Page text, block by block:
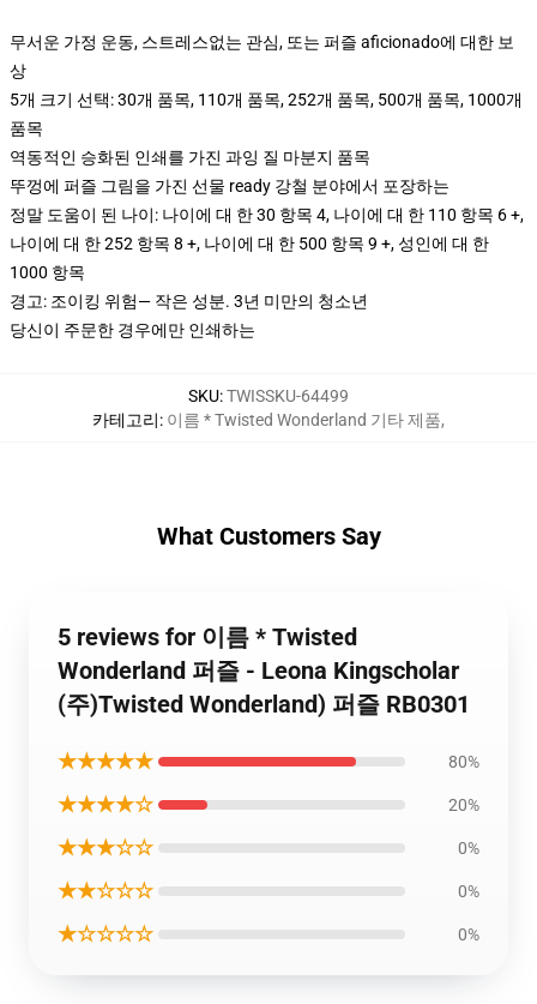
무서운 가정 운동, 스트레스없는 관심, 또는 퍼즐 aficionado에 대한 보
상
5개 크기 선택: 30개 품목, 110개 품목, 252개 품목, 500개 품목, 1000개
품목
역동적인 승화된 인쇄를 가진 과잉 질 마분지 품목
뚜껑에 퍼즐 그림을 가진 선물 ready 강철 분야에서 포장하는
정말 도움이 된 나이: 나이에 대 한 30 항목 4, 나이에 대 한 110 항목 6 +,
나이에 대 한 252 항목 8 +, 나이에 대 한 500 항목 9 +, 성인에 대 한
1000 항목
경고: 조이킹 위험— 작은 성분. 3년 미만의 청소년
당신이 주문한 경우에만 인쇄하는
SKU:TWISSKU-64499
카테고리: 이름 * Twisted Wonderland 기타 제품,
What Customers Say
5 reviews for 이름 * Twisted
Wonderland 퍼즐 - Leona Kingscholar
(주)Twisted Wonderland) 퍼즐 RB0301
★★★★★ 80%
★★★★☆ 20%
★★★☆☆ 0%
★★☆☆☆ 0%
★☆☆☆☆ 0%